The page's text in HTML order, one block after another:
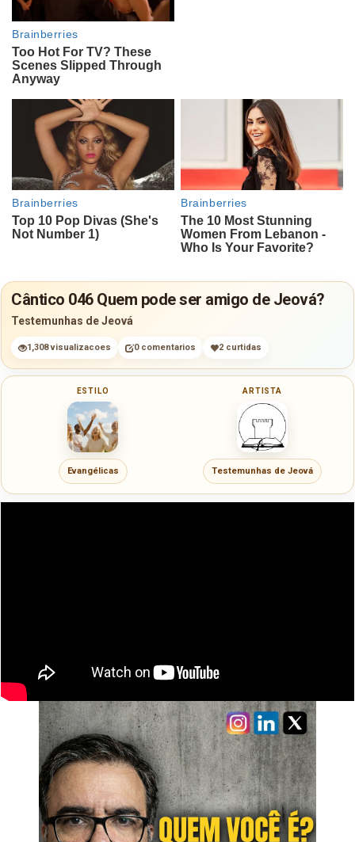
Cântico 046 Quem pode ser amigo de Jeová?
Testemunhas de Jeová
1,308 visualizacoes 0 comentarios 2 curtidas
ESTILO
Evangélicas
ARTISTA
Testemunhas de Jeová